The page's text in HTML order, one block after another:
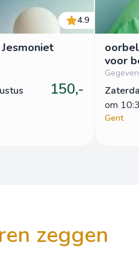
4.9
150,-
voor
om
Gent
zeggen